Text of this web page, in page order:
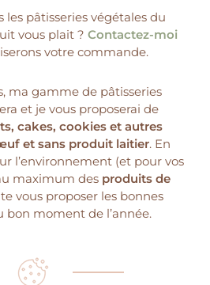
les pâtisseries végétales du
vous plait ? Contactez-moi
votre commande.
ma gamme de pâtisseries
et je vous proposerai de
cakes, cookies et autres
et sans produit laitier. En
l’environnement (et pour vos
maximum des produits de
vous proposer les bonnes
bon moment de l’année.